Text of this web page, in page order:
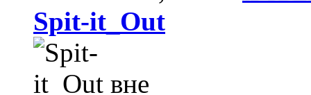
Spit-it_Out